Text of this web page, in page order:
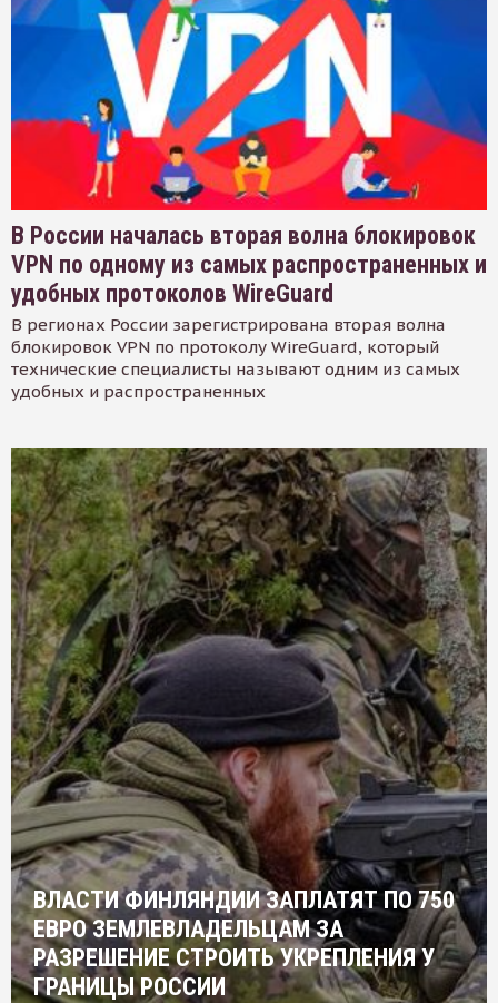
В России началась вторая волна блокировок
VPN по одному из самых распространенных и
удобных протоколов WireGuard
В регионах России зарегистрирована вторая волна
блокировок VPN по протоколу WireGuard, который
технические специалисты называют одним из самых
удобных и распространенных
ВЛАСТИ ФИНЛЯНДИИ ЗАПЛАТЯТ ПО 750
ЕВРО ЗЕМЛЕВЛАДЕЛЬЦАМ ЗА
РАЗРЕШЕНИЕ СТРОИТЬ УКРЕПЛЕНИЯ У
ГРАНИЦЫ РОССИИ